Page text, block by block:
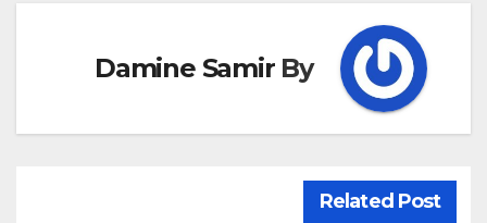
By
Damine Samir
Related Post